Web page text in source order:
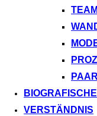
VERSTÄNDNIS